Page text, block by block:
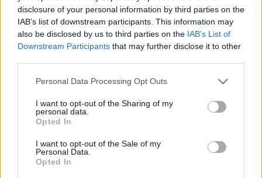
disclosure of your personal information by third parties on the
IAB’s list of downstream participants. This information may
also be disclosed by us to third parties on the IAB’s List of
Downstream Participants that may further disclose it to other
Please note that this website/app uses one or more Google
not limited to your visit or usage behaviour. You may click to
grant or deny consent to Google and its third-party tags to
use your data for below specified purposes in below Google
consent section.
Personal Data Processing Opt Outs
I want to opt-out of the Sharing of my
personal data.
Opted In
I want to opt-out of the Sale of my
Personal Data.
Opted In
Διαβάστε περισσότερα